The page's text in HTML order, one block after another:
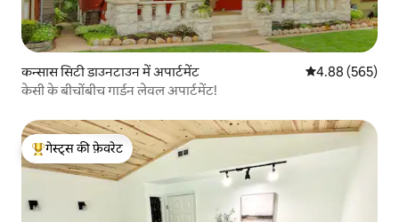
कन्सास सिटी डाउनटाउन में अपार्टमेंट औसत रेटिंग 5 में से
4.88 (565)
केसी के बीचोंबीच गार्डन लेवल अपार्टमेंट!
गेस्ट्स का टॉप फ़ेवरेट
गेस्ट्स की फ़ेवरेट